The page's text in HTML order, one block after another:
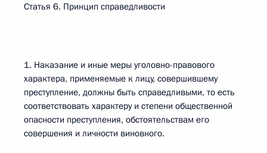
Статья 6. Принцип справедливости
1. Наказание и иные меры уголовно-правового
характера, применяемые к лицу, совершившему
преступление, должны быть справедливыми, то есть
соответствовать характеру и степени общественной
опасности преступления, обстоятельствам его
совершения и личности виновного.